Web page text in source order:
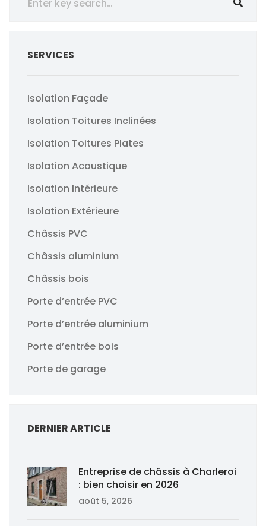
SERVICES
Isolation Façade
Isolation Toitures Inclinées
Isolation Toitures Plates
Isolation Acoustique
Isolation Intérieure
Isolation Extérieure
Châssis PVC
Châssis aluminium
Châssis bois
Porte d’entrée PVC
Porte d’entrée aluminium
Porte d’entrée bois
Porte de garage
DERNIER ARTICLE
Entreprise de châssis à Charleroi
: bien choisir en 2026
août 5, 2026